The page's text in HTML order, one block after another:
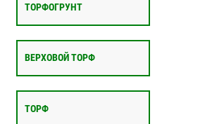
ТОРФОГРУНТ
ВЕРХОВОЙ ТОРФ
ТОРФ